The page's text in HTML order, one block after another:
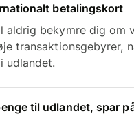
betalingskort
aldrig bekymre dig om
transaktionsgebyrer,
udlandet.
til udlandet, spar